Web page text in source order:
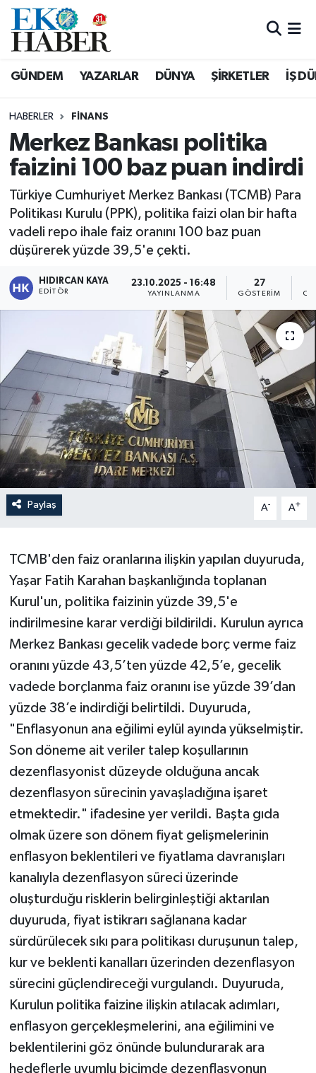
GÜNDEM YAZARLAR DÜNYA ŞİRKETLER İŞ
HABERLER FINANS
Merkez Bankası politika
faizini 100 baz puan indirdi
Türkiye Cumhuriyet Merkez Bankası (TCMB) Para
Politikası Kurulu (PPK), politika faizi olan bir hafta
vadeli repo ihale faiz oranını 100 baz puan
düşürerek yüzde 39,5'e çekti.
HIDIRCAN KAYA
EDITÖR
23.10.2025 - 16:48
YAYINLANMA
27
GÖSTERIM
Paylaş A- A+
TCMB'den faiz oranlarına ilişkin yapılan duyuruda,
Yaşar Fatih Karahan başkanlığında toplanan
Kurul'un, politika faizinin yüzde 39,5'e
indirilmesine karar verdiği bildirildi. Kurulun ayrıca
Merkez Bankası gecelik vadede borç verme faiz
oranını yüzde 43,5’ten yüzde 42,5’e, gecelik
vadede borçlanma faiz oranını ise yüzde 39’dan
yüzde 38’e indirdiği belirtildi. Duyuruda,
"Enflasyonun ana eğilimi eylül ayında yükselmiştir.
Son döneme ait veriler talep koşullarının
dezenflasyonist düzeyde olduğuna ancak
dezenflasyon sürecinin yavaşladığına işaret
etmektedir." ifadesine yer verildi. Başta gıda
olmak üzere son dönem fiyat gelişmelerinin
enflasyon beklentileri ve fiyatlama davranışları
kanalıyla dezenflasyon süreci üzerinde
oluşturduğu risklerin belirginleştiği aktarılan
duyuruda, fiyat istikrarı sağlanana kadar
sürdürülecek sıkı para politikası duruşunun talep,
kur ve beklenti kanalları üzerinden dezenflasyon
sürecini güçlendireceği vurgulandı. Duyuruda,
Kurulun politika faizine ilişkin atılacak adımları,
enflasyon gerçekleşmelerini, ana eğilimini ve
beklentilerini göz önünde bulundurarak ara
hedeflerle uyumlu biçimde dezenflasyonun
Hava Durumu
Tüm Manşetler
Son Dakika Haberleri
Haber Arşivi